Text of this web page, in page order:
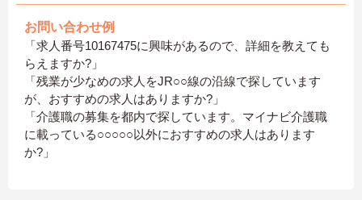
お問い合わせ例
「求人番号10167475に興味があるので、詳細を教えても
らえますか?」
「残業が少なめの求人をJR○○線の沿線で探しています
が、おすすめの求人はありますか?」
「介護職の募集を都内で探しています。マイナビ介護職
に載っている○○○○○以外におすすめの求人はあります
か?」